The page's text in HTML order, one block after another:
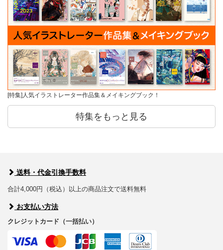
[特集]人気イラストレーター作品集＆メイキングブック！
特集をもっと見る
送料・代金引換手数料
合計4,000円（税込）以上の商品注文で送料無料
お支払い方法
クレジットカード（一括払い）